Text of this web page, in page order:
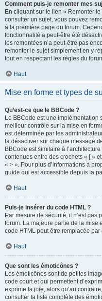
Comment puis-je remonter mes
En cliquant sur le lien « Remonter
consulter un sujet, vous pouvez
à la première page du forum.
fonctionnalité a peut-être été
les remontées n’a peut-être pas
remonter le sujet simplement en y
tout en respectant les règles du
Haut
Mise en forme et types de
Qu’est-ce que le BBCode ?
Le BBCode est une implémentation
meilleur contrôle sur la mise en
est déterminée par les
la désactiver sur chaque message
BBCode est similaire à
contenues entre des crochets « [ »
« > ». Pour plus d’informations à
guide qui est accessible depuis la
Haut
Puis-je insérer du code HTML ?
Par mesure de sécurité, il n’est pas
forum. La majeure partie de la mise
code HTML peut être remplacée par
Haut
Que sont les émoticônes ?
Les émoticônes sont de petites
code court et qui permettent
exprime la joie, alors qu’au
consulter la liste complète des